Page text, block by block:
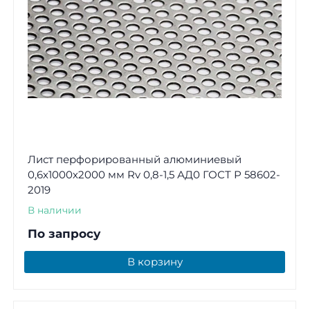
Лист перфорированный алюминиевый
0,6х1000х2000 мм Rv 0,8-1,5 АД0 ГОСТ Р 58602-
2019
В наличии
По запросу
В корзину